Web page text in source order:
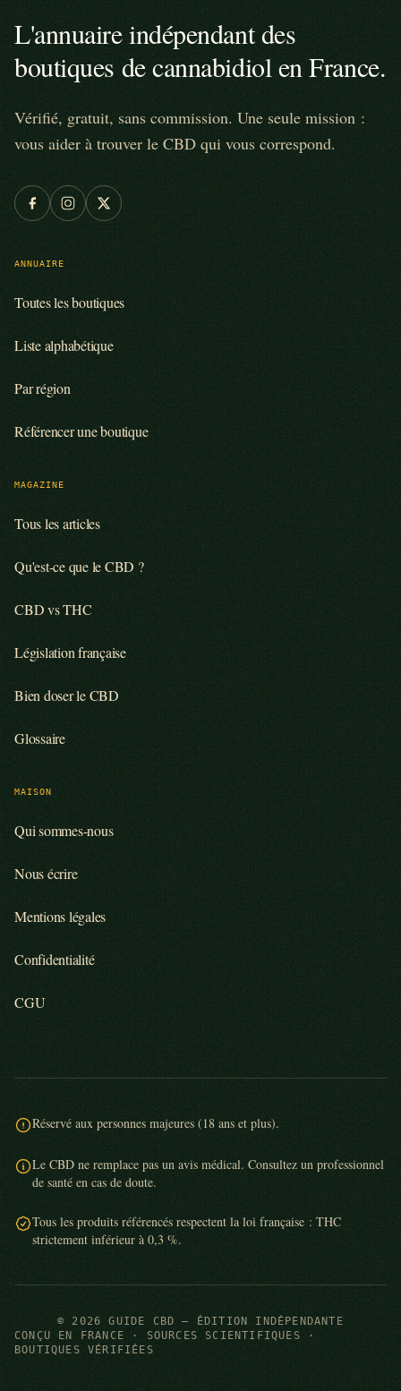
L'annuaire indépendant des
boutiques de cannabidiol en France.
Vérifié, gratuit, sans commission. Une seule mission :
vous aider à trouver le CBD qui vous correspond.
ANNUAIRE
Toutes les boutiques
Liste alphabétique
Par région
Référencer une boutique
MAGAZINE
Tous les articles
Qu'est-ce que le CBD ?
CBD vs THC
Législation française
Bien doser le CBD
Glossaire
MAISON
Qui sommes-nous
Nous écrire
Mentions légales
Confidentialité
CGU
Réservé aux personnes majeures (18 ans et plus).
Le CBD ne remplace pas un avis médical. Consultez un professionnel
de santé en cas de doute.
Tous les produits référencés respectent la loi française : THC
strictement inférieur à 0,3 %.
© 2026 GUIDE CBD — ÉDITION INDÉPENDANTE
CONÇU EN FRANCE · SOURCES SCIENTIFIQUES ·
BOUTIQUES VÉRIFIÉES